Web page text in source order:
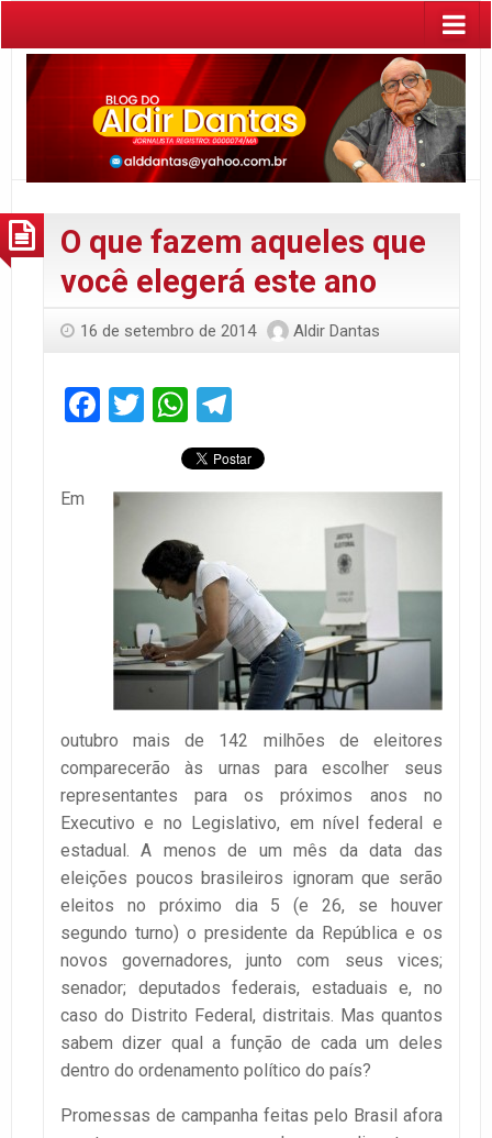
O que fazem aqueles que
você elegerá este ano
16 de setembro de 2014 Aldir Dantas
Facebook
TwitterWhatsApp
Em
outubro mais de 142 milhões de eleitores
comparecerão às urnas para escolher seus
representantes para os próximos anos no
Executivo e no Legislativo, em nível federal e
estadual. A menos de um mês da data das
eleições poucos brasileiros ignoram que serão
eleitos no próximo dia 5 (e 26, se houver
segundo turno) o presidente da República e os
novos governadores, junto com seus vices;
senador; deputados federais, estaduais e, no
caso do Distrito Federal, distritais. Mas quantos
sabem dizer qual a função de cada um deles
dentro do ordenamento político do país?
Promessas de campanha feitas pelo Brasil afora